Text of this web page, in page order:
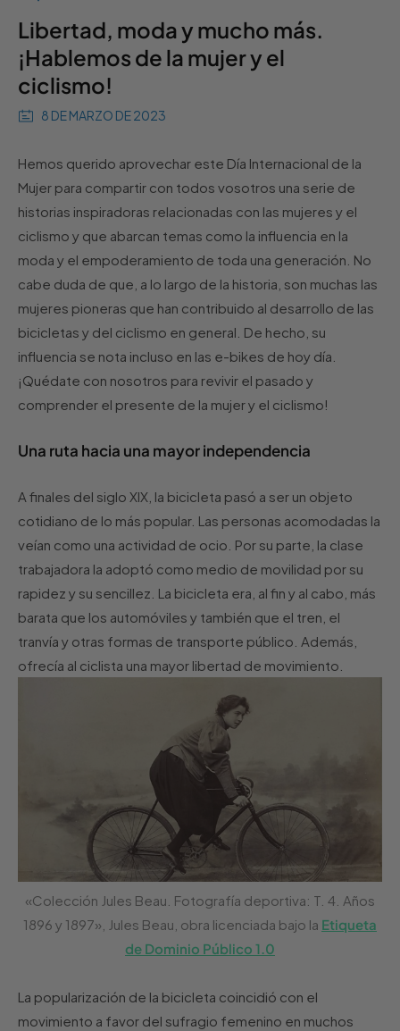
Libertad, moda y mucho más.
¡Hablemos de la mujer y el
ciclismo!
8 DE MARZO DE 2023
Hemos querido aprovechar este Día Internacional de la
Mujer para compartir con todos vosotros una serie de
historias inspiradoras relacionadas con las mujeres y el
ciclismo y que abarcan temas como la influencia en la
moda y el empoderamiento de toda una generación. No
cabe duda de que, a lo largo de la historia, son muchas las
mujeres pioneras que han contribuido al desarrollo de las
bicicletas y del ciclismo en general. De hecho, su
influencia se nota incluso en las e-bikes de hoy día.
¡Quédate con nosotros para revivir el pasado y
comprender el presente de la mujer y el ciclismo!
Una ruta hacia una mayor independencia
A finales del siglo XIX, la bicicleta pasó a ser un objeto
cotidiano de lo más popular. Las personas acomodadas la
veían como una actividad de ocio. Por su parte, la clase
trabajadora la adoptó como medio de movilidad por su
rapidez y su sencillez. La bicicleta era, al fin y al cabo, más
barata que los automóviles y también que el tren, el
tranvía y otras formas de transporte público. Además,
ofrecía al ciclista una mayor libertad de movimiento.
«Colección Jules Beau. Fotografía deportiva: T. 4. Años
1896 y 1897», Jules Beau, obra licenciada bajo la Etiqueta
de Dominio Público 1.0
La popularización de la bicicleta coincidió con el
movimiento a favor del sufragio femenino en muchos